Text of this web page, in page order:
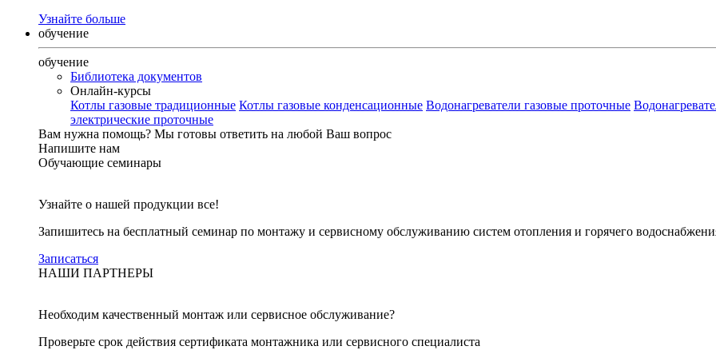
Узнайте больше
обучение
обучение
Библиотека документов
Онлайн-курсы
Котлы газовые традиционные Котлы газовые конденсационные Водонагреватели газовые проточные
электрические проточные
Вам нужна помощь? Мы готовы ответить на любой Ваш вопрос
Напишите нам
Обучающие семинары
Узнайте о нашей продукции все!
Запишитесь на бесплатный семинар по монтажу и сервисному обслуживанию систем отопления и горячего
Записаться
НАШИ ПАРТНЕРЫ
Необходим качественный монтаж или сервисное обслуживание?
Проверьте срок действия сертификата монтажника или сервисного специалиста